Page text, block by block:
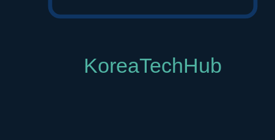
바디 장비를 이용한 정밀 체성분 분석, 혈액 검사를 통한 건강 상
로리 섭취를 줄이고 운동량을 늘리라는 피상적인 조언을 넘어, 왜
이터를 기반으로 의료진은 환자 한 사람만을 위한 치료 로드맵을